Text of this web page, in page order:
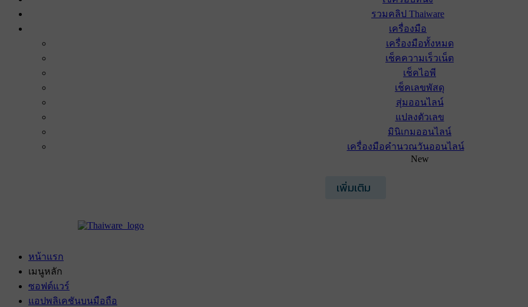
รวมคลิป Thaiware
เครื่องมือ
เครื่องมือทั้งหมด
เช็คความเร็วเน็ต
เช็คไอพี
เช็คเลขพัสดุ
สุ่มออนไลน์
แปลงตัวเลข
มินิเกมออนไลน์
เครื่องมือคำนวณวันออนไลน์
New
เพิ่มเติม
หน้าแรก
เมนูหลัก
ซอฟต์แวร์
แอปพลิเคชันบนมือถือ